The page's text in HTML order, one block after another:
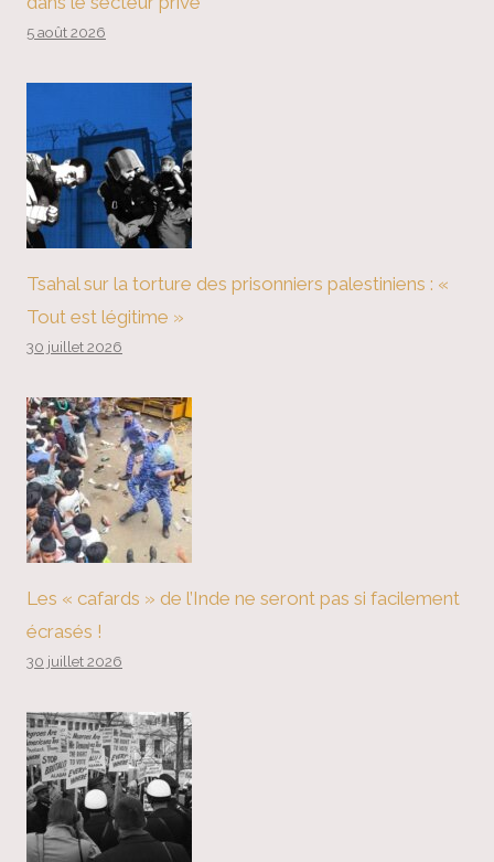
5 août 2026
Tsahal sur la torture des prisonniers palestiniens : «
Tout est légitime »
30 juillet 2026
Les « cafards » de l’Inde ne seront pas si facilement
écrasés !
30 juillet 2026